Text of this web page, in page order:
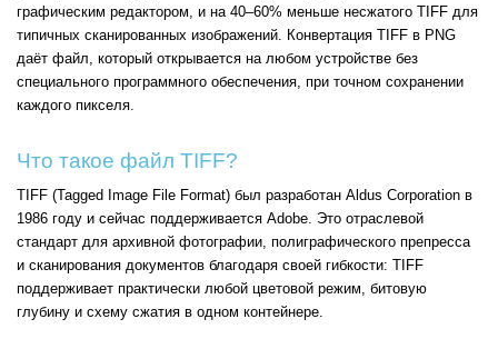
графическим редактором, и на 40–60% меньше несжатого TIFF для
типичных сканированных изображений. Конвертация TIFF в PNG
даёт файл, который открывается на любом устройстве без
специального программного обеспечения, при точном сохранении
каждого пикселя.
Что такое файл TIFF?
TIFF (Tagged Image File Format) был разработан Aldus Corporation в
1986 году и сейчас поддерживается Adobe. Это отраслевой
стандарт для архивной фотографии, полиграфического препресса
и сканирования документов благодаря своей гибкости: TIFF
поддерживает практически любой цветовой режим, битовую
глубину и схему сжатия в одном контейнере.